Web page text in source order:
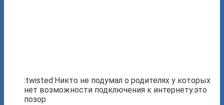
:twisted:Никто не подумал о родителях у которых
нет возможности подключения к интернету.это
позор